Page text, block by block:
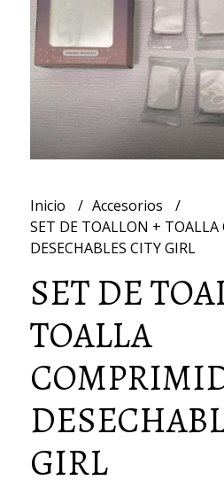
Inicio
Accesorios
SET DE TOALLON + TOALLA
DESECHABLES CITY GIRL
SET DE
TOALLA
GIRL